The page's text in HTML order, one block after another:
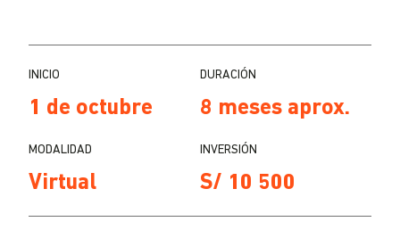
INICIO
1 de octubre
DURACIÓN
8 meses aprox.
MODALIDAD
Virtual
INVERSIÓN
S/ 10 500